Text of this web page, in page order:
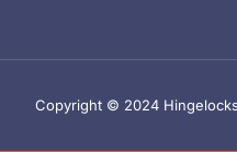
Copyright © 2024